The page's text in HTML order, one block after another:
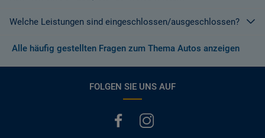
Sonderangebot informiert, bei dem ein zusätzlicher Fahrer
Derzeit ist der Mindestzeitraum für eine Autoanmietung 24
Welche Leistungen sind eingeschlossen/ausgeschlossen?
Normalerweise werden Ihnen in den AGB's die Leistungen beim
Abschluss der Buchung aufgezeigt. Wenn nicht anders
(Normalerweise mit SB)
Die folgenden Leistungen sind normalerweise im Mietpreis
Alle häufig gestellten Fragen zum Thema Autos anzeigen
FOLGEN SIE UNS AUF